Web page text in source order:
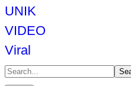
UNIK
VIDEO
Viral